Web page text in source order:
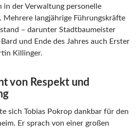
in der Verwaltung personelle
Mehrere langjährige Führungskräfte
– darunter Stadtbaumeister
und Ende des Jahres auch Erster
Killinger.
von Respekt und
sich Tobias Pokrop dankbar für den
Er sprach von einer großen